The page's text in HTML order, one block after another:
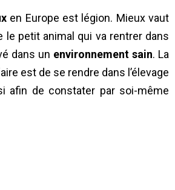
en Europe est légion. Mieux vaut
le petit animal qui va rentrer dans
dans un environnement sain. La
est de se rendre dans l’élevage
afin de constater par soi-même